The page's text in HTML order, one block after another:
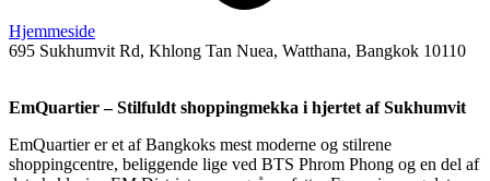
Hjemmeside
695 Sukhumvit Rd, Khlong Tan Nuea, Watthana, Bangkok 10110
EmQuartier – Stilfuldt shoppingmekka i hjertet af Sukhumvit
EmQuartier er et af Bangkoks mest moderne og stilrene
shoppingcentre, beliggende lige ved BTS Phrom Phong og en del af